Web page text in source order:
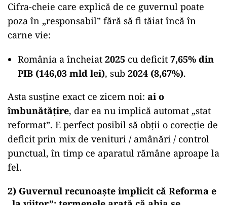
Cifra-cheie care explică de ce guvernul poate
poza în „responsabil” fără să fi tăiat încă în
carne vie:
România a încheiat 2025 cu deficit 7,65% din
PIB (146,03 mld lei), sub 2024 (8,67%).
Asta susține exact ce zicem noi: ai o
îmbunătățire, dar ea nu implică automat „stat
reformat”. E perfect posibil să obții o corecție de
deficit prin mix de venituri / amânări / control
punctual, în timp ce aparatul rămâne aproape la
fel.
2) Guvernul recunoaște implicit că Reforma e